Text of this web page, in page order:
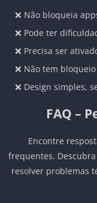
❌ Não bloqueia
❌ Pode ter
❌ Precisa ser
❌ Não tem
❌ Design simples,
FAQ –
Encontre
frequentes.
resolver problemas